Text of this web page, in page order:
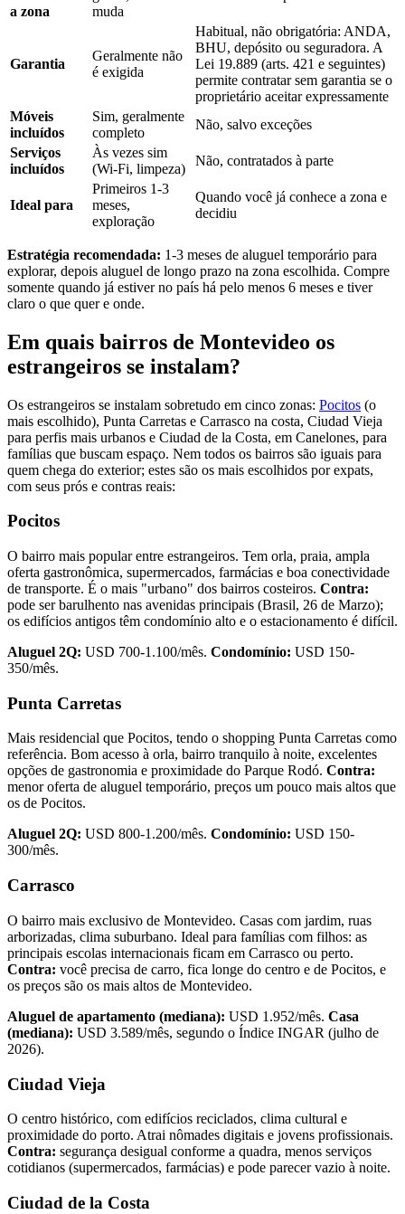
a zona
muda
Garantia
Geralmente não
é exigida
Habitual, não obrigatória: ANDA,
BHU, depósito ou seguradora. A
Lei 19.889 (arts. 421 e seguintes)
permite contratar sem garantia se o
proprietário aceitar expressamente
Móveis
incluídos
Sim, geralmente
completo
Não, salvo exceções
Serviços
incluídos
Às vezes sim
(Wi-Fi, limpeza)
Não, contratados à parte
Ideal para
Primeiros 1-3
meses,
exploração
Quando você já conhece a zona e
decidiu
Estratégia recomendada: 1-3 meses de aluguel temporário para
explorar, depois aluguel de longo prazo na zona escolhida. Compre
somente quando já estiver no país há pelo menos 6 meses e tiver
claro o que quer e onde.
Em quais bairros de Montevideo os
estrangeiros se instalam?
Os estrangeiros se instalam sobretudo em cinco zonas: Pocitos (o
mais escolhido), Punta Carretas e Carrasco na costa, Ciudad Vieja
para perfis mais urbanos e Ciudad de la Costa, em Canelones, para
famílias que buscam espaço. Nem todos os bairros são iguais para
quem chega do exterior; estes são os mais escolhidos por expats,
com seus prós e contras reais:
Pocitos
O bairro mais popular entre estrangeiros. Tem orla, praia, ampla
oferta gastronômica, supermercados, farmácias e boa conectividade
de transporte. É o mais "urbano" dos bairros costeiros. Contra:
pode ser barulhento nas avenidas principais (Brasil, 26 de Marzo);
os edifícios antigos têm condomínio alto e o estacionamento é difícil.
Aluguel 2Q: USD 700-1.100/mês. Condomínio: USD 150-
350/mês.
Punta Carretas
Mais residencial que Pocitos, tendo o shopping Punta Carretas como
referência. Bom acesso à orla, bairro tranquilo à noite, excelentes
opções de gastronomia e proximidade do Parque Rodó. Contra:
menor oferta de aluguel temporário, preços um pouco mais altos que
os de Pocitos.
Aluguel 2Q: USD 800-1.200/mês. Condomínio: USD 150-
300/mês.
Carrasco
O bairro mais exclusivo de Montevideo. Casas com jardim, ruas
arborizadas, clima suburbano. Ideal para famílias com filhos: as
principais escolas internacionais ficam em Carrasco ou perto.
Contra: você precisa de carro, fica longe do centro e de Pocitos, e
os preços são os mais altos de Montevideo.
Aluguel de apartamento (mediana): USD 1.952/mês. Casa
(mediana): USD 3.589/mês, segundo o Índice INGAR (julho de
2026).
Ciudad Vieja
O centro histórico, com edifícios reciclados, clima cultural e
proximidade do porto. Atrai nômades digitais e jovens profissionais.
Contra: segurança desigual conforme a quadra, menos serviços
cotidianos (supermercados, farmácias) e pode parecer vazio à noite.
Ciudad de la Costa